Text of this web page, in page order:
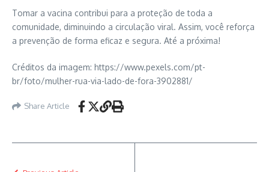
Tomar a vacina contribui para a proteção de toda a
comunidade, diminuindo a circulação viral. Assim, você reforça
a prevenção de forma eficaz e segura. Até a próxima!
Créditos da imagem: https://www.pexels.com/pt-
br/foto/mulher-rua-via-lado-de-fora-3902881/
Share Article